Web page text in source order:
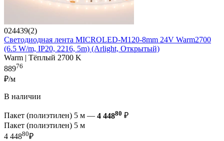
024439(2)
Светодиодная лента MICROLED-M120-8mm 24V Warm2700
(6.5 W/m, IP20, 2216, 5m) (Arlight, Открытый)
Warm | Тёплый 2700 K
88976
₽/м
В наличии
Пакет (полиэтилен) 5 м — 4 44880 ₽
Пакет (полиэтилен) 5 м
4 44880₽